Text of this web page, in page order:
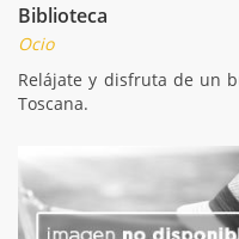
Biblioteca
Ocio
Relájate y disfruta de un
Toscana.